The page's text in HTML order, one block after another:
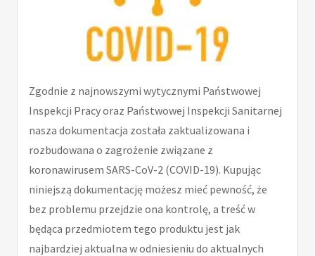
Zgodnie z najnowszymi wytycznymi Państwowej
Inspekcji Pracy oraz Państwowej Inspekcji Sanitarnej
nasza dokumentacja została zaktualizowana i
rozbudowana o zagrożenie związane z
koronawirusem SARS-CoV-2 (COVID-19). Kupując
niniejszą dokumentację możesz mieć pewność, że
bez problemu przejdzie ona kontrolę, a treść w
będąca przedmiotem tego produktu jest jak
najbardziej aktualna w odniesieniu do aktualnych